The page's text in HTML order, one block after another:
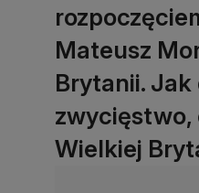
Mateusz
Brytanii. Jak
zwycięstwo,
Wielkiej